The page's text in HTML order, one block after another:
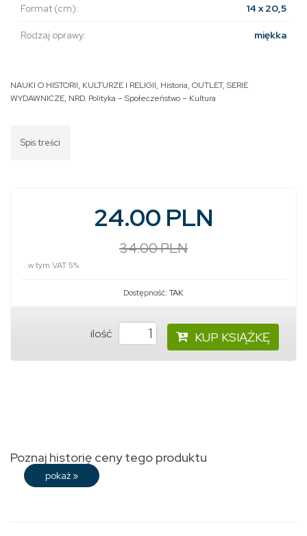
Format (cm): 14 x 20,5
Rodzaj oprawy: miękka
NAUKI O HISTORII, KULTURZE I RELIGII, Historia, OUTLET, SERIE
WYDAWNICZE, NRD. Polityka – Społeczeństwo – Kultura
Spis treści
24.00 PLN
34.00 PLN
w tym VAT 5%
Dostępność: TAK
ilość KUP KSIĄŻKĘ
Poznaj historię ceny tego produktu
pokaż »